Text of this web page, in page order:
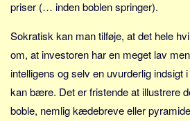
Aspekter
Køb og salg
Økonomi
Jura og regler
Skatter og afgifter
priser (… inden boblen springer).
Sokratisk kan man tilføje, at det hele
om, at investoren har en meget lav
intelligens og selv en uvurderlig indsigt
kan bære. Det er fristende at illustrere
boble, nemlig kædebreve eller